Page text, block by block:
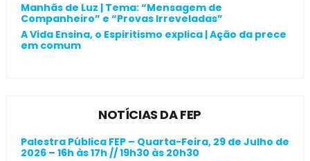
Manhãs de Luz | Tema: “Mensagem de
Companheiro” e “Provas Irreveladas”
A Vida Ensina, o Espiritismo explica | Ação da prece
em comum
NOTÍCIAS DA FEP
Palestra Pública FEP – Quarta-Feira, 29 de Julho de
2026 – 16h às 17h // 19h30 às 20h30